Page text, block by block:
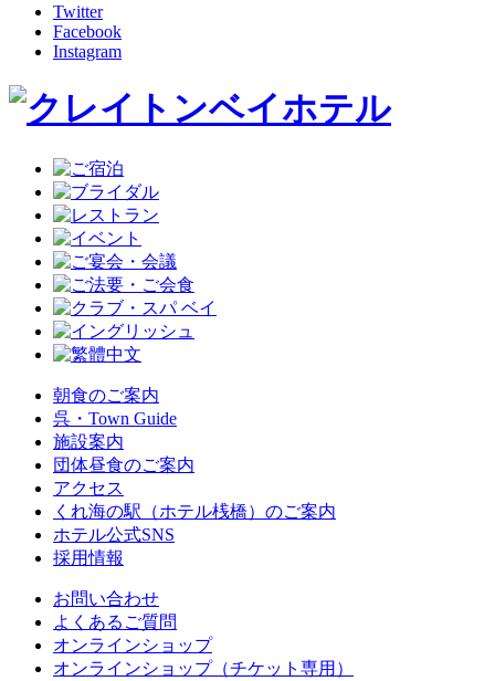
Twitter
Facebook
Instagram
朝食のご案内
呉・Town Guide
施設案内
団体昼食のご案内
アクセス
くれ海の駅（ホテル桟橋）のご案内
ホテル公式SNS
採用情報
お問い合わせ
よくあるご質問
オンラインショップ
オンラインショップ（チケット専用）